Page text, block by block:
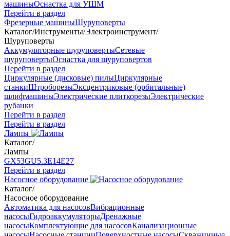
машиныОснастка для УШМ
Перейти в раздел
Фрезерные машиныШуруповерты
Каталог/Инструменты/Электроинструмент/
Шуруповерты
Аккумуляторные шуруповертыСетевые
шуруповертыОснастка для шуруповертов
Перейти в раздел
Циркулярные (дисковые) пилыЦиркулярные
станкиШтроборезыЭксцентриковые (орбитальные)
шлифмашиныЭлектрические плиткорезыЭлектрические
рубанки
Перейти в раздел
Перейти в раздел
Лампы
Каталог/
Лампы
GX53GU5.3Е14Е27
Перейти в раздел
Насосное оборудование
Каталог/
Насосное оборудование
Автоматика для насосовВибрационные
насосыГидроаккумуляторыДренажные
насосыКомплектующие для насосовКанализационные